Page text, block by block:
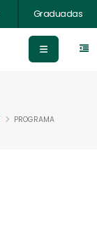
Graduadas
PROGRAMA